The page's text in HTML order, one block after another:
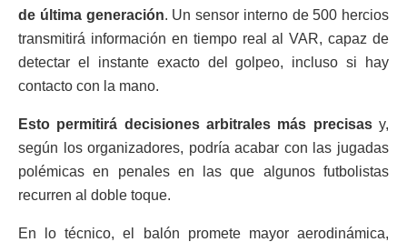
de última generación. Un sensor interno de 500 hercios
transmitirá información en tiempo real al VAR, capaz de
detectar el instante exacto del golpeo, incluso si hay
contacto con la mano.
Esto permitirá decisiones arbitrales más precisasy,
según los organizadores, podría acabar con las jugadas
polémicas en penales en las que algunos futbolistas
recurren al doble toque.
En lo técnico, el balón promete mayor aerodinámica,